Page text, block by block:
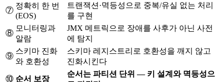
⑦
정확히 한 번
(EOS)
트랜잭션·멱등성으로 중복/유실 없는 처리
를 구현
⑧
모니터링과
알람
JMX 메트릭으로 장애를 사후가 아닌 사전
에 탐지
⑨
스키마 진화
와 호환성
스키마 레지스트리로 호환성을 깨지 않고
진화시킨다
⑩ 순서 보장
순서는 파티션 단위 — 키 설계와 멱등성으